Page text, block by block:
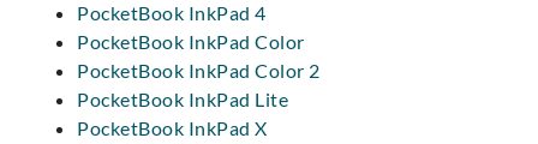
PocketBook InkPad 4
PocketBook InkPad Color
PocketBook InkPad Color 2
PocketBook InkPad Lite
PocketBook InkPad X